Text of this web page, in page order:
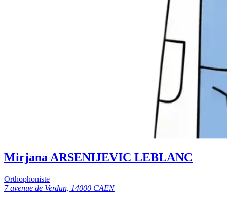
Mirjana ARSENIJEVIC LEBLANC
Orthophoniste
7 avenue de Verdun, 14000 CAEN